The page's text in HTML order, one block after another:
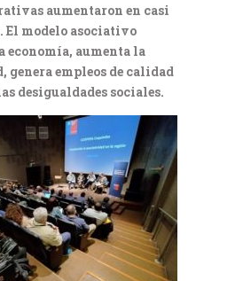
aumentaron en casi
El modelo asociativo
economía, aumenta la
empleos de calidad
desigualdades sociales.